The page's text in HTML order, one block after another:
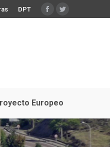
DPT Facebook
Twitter
Europeo